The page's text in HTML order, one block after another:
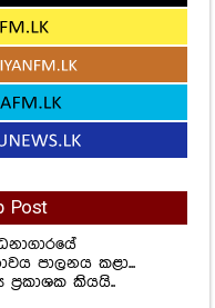
Post
පාලනය කළා...
කියයි..
නිකම්ම නිකම්
පැයට සැතපුම්
යන අහස් යානය උඩ
ආච්චි කරපු
වැඩේ...